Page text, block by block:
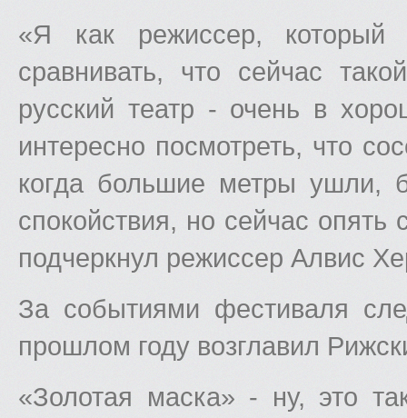
«Я как режиссер,
сравнивать, что сейчас
русский театр - очень в
интересно посмотреть, что
когда большие метры ушли,
спокойствия, но сейчас опять
подчеркнул режиссер Алвис
За событиями фестиваля
прошлом году возглавил
«Золотая маска» - ну, это